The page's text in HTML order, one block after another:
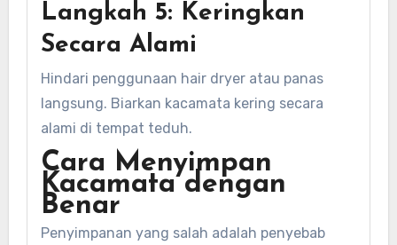
Langkah 5: Keringkan
Secara Alami
Hindari penggunaan hair dryer atau panas
langsung. Biarkan kacamata kering secara
alami di tempat teduh.
Cara Menyimpan
Kacamata dengan
Benar
Penyimpanan yang salah adalah penyebab